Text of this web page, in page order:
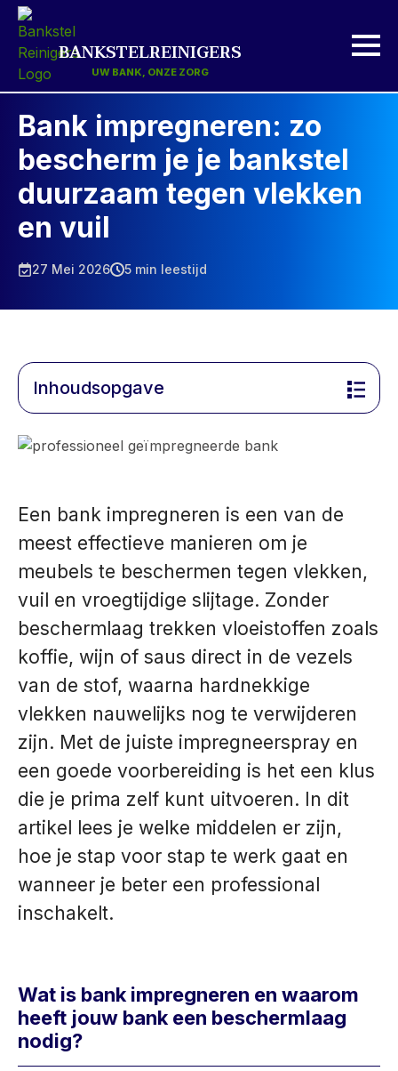
BANKSTELREINIGERS
UW BANK, ONZE ZORG
Bank impregneren: zo
bescherm je je bankstel
duurzaam tegen vlekken
en vuil
27 Mei 2026 5 min leestijd
Inhoudsopgave
Een bank impregneren is een van de
meest effectieve manieren om je
meubels te beschermen tegen vlekken,
vuil en vroegtijdige slijtage. Zonder
beschermlaag trekken vloeistoffen zoals
koffie, wijn of saus direct in de vezels
van de stof, waarna hardnekkige
vlekken nauwelijks nog te verwijderen
zijn. Met de juiste impregneerspray en
een goede voorbereiding is het een klus
die je prima zelf kunt uitvoeren. In dit
artikel lees je welke middelen er zijn,
hoe je stap voor stap te werk gaat en
wanneer je beter een professional
inschakelt.
Wat is bank impregneren en waarom
heeft jouw bank een beschermlaag
nodig?